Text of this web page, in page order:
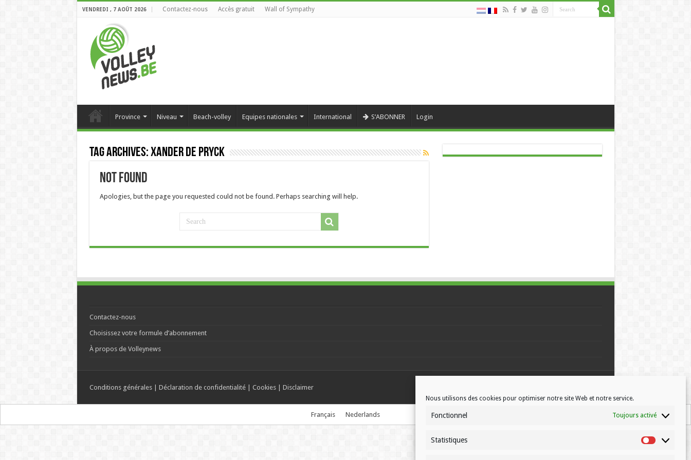
Nous utilisons des cookies pour optimiser notre site Web et notre service.
Fonctionnel Toujours activé
Statistiques Statistiques
VENDREDI , 7 AOÛT 2026 Contactez-nous Accès gratuit Wall of Sympathy
Province Niveau Beach-volley Equipes nationales International S’ABONNER Login
Tag Archives:Xander De Pryck
Not Found
Apologies, but the page you requested could not be found. Perhaps searching will help.
Contactez-nous
Choisissez votre formule d’abonnement
À propos de Volleynews
Conditions générales| Déclaration de confidentialité| Cookies| Disclaimer
Français Nederlands